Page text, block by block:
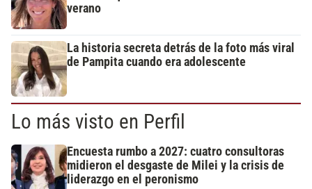
verano
La historia secreta detrás de la foto más viral
de Pampita cuando era adolescente
Lo más visto en Perfil
Encuesta rumbo a 2027: cuatro consultoras
midieron el desgaste de Milei y la crisis de
liderazgo en el peronismo